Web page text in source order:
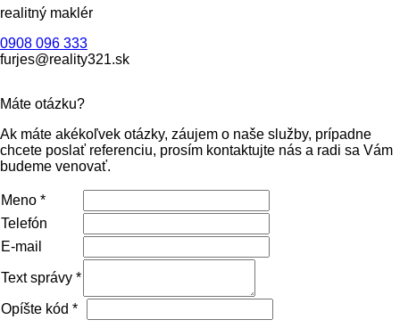
realitný maklér
0908 096 333
furjes@reality321.sk
Máte otázku?
Ak máte akékoľvek otázky, záujem o naše služby, prípadne
chcete poslať referenciu, prosím kontaktujte nás a radi sa Vám
budeme venovať.
Meno *
Telefón
E-mail
Text správy *
Opíšte kód *